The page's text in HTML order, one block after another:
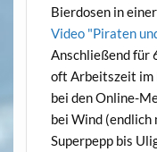
Bierdosen in
Video "Piraten
Anschließend für
oft Arbeitszeit im
bei den Online-
bei Wind (endlich
Superpepp bis